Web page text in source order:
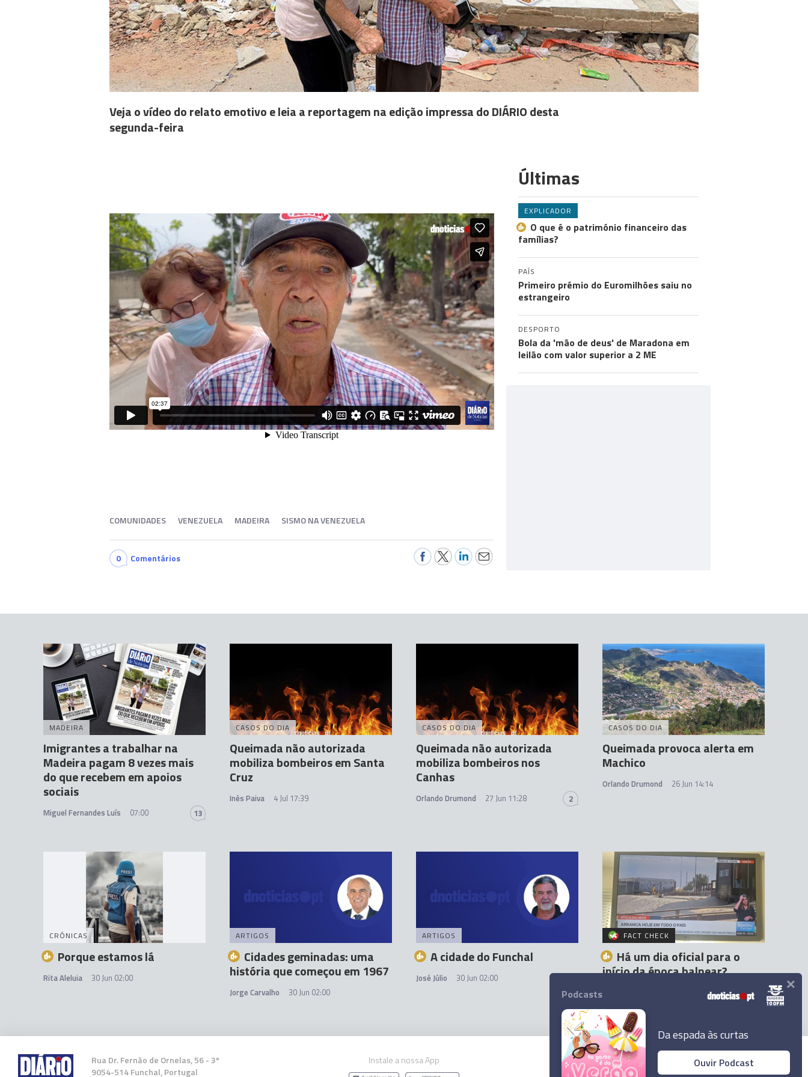
Veja o vídeo do relato emotivo e leia a reportagem na edição impressa do DIÁRIO desta
segunda-feira
COMUNIDADES VENEZUELA MADEIRA SISMO NA VENEZUELA
0 Comentários
Últimas
EXPLICADOR
O que é o património financeiro das
famílias?
PAÍS
Primeiro prémio do Euromilhões saiu no
estrangeiro
DESPORTO
Bola da 'mão de deus' de Maradona em
leilão com valor superior a 2 ME
MADEIRA
Imigrantes a trabalhar na
Madeira pagam 8 vezes mais
do que recebem em apoios
sociais
Miguel Fernandes Luís 07:00 13
CASOS DO DIA
Queimada não autorizada
mobiliza bombeiros em Santa
Cruz
Inês Paiva 4 Jul 17:39
CASOS DO DIA
Queimada não autorizada
mobiliza bombeiros nos
Canhas
Orlando Drumond 27 Jun 11:28 2
CASOS DO DIA
Queimada provoca alerta em
Machico
Orlando Drumond 26 Jun 14:14
CRÓNICAS
Porque estamos lá
Rita Aleluia 30 Jun 02:00
ARTIGOS
Cidades geminadas: uma
história que começou em 1967
Jorge Carvalho 30 Jun 02:00
ARTIGOS
A cidade do Funchal
José Júlio 30 Jun 02:00
FACT CHECK
Há um dia oficial para o
início da época balnear?
30 Jun 17:00
Rua Dr. Fernão de Ornelas, 56 - 3º
9054-514 Funchal, Portugal
Instale a nossa App
Podcasts
Da espada às curtas
Ouvir Podcast
×